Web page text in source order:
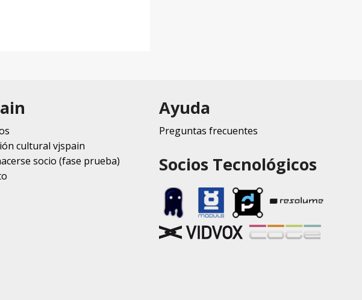
cultural vjspain
socio (fase prueba)
Ayuda
Preguntas frecuentes
Socios Tecnológicos